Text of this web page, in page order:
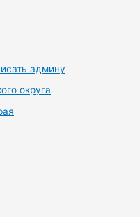
админу
округа